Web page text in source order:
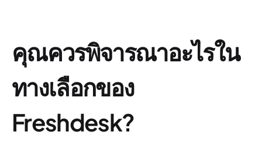
คุณควรพิจารณาอะไรใน
ทางเลือกของ
Freshdesk?